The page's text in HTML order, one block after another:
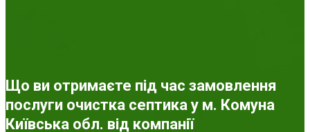
Що ви отримаєте під час замовлення
послуги очистка септика у м. Комуна
Київська обл. від компанії